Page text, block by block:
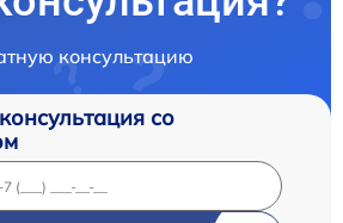
консультацию
со